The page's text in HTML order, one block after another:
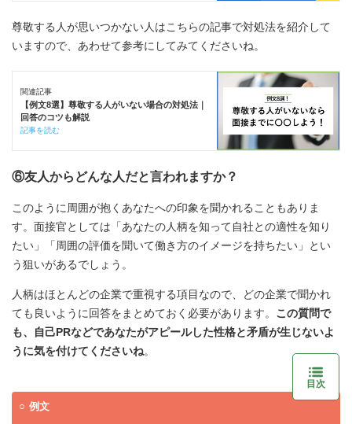
尊敬する人が思いつかない人はこちらの記事で対処法を紹介して
いますので、あわせて参考にしてみてくださいね。
関連記事
【例文8選】尊敬する人がいない場合の対処法｜
回答のコツも解説
記事を読む
⑥友人からどんな人だと言われますか？
このように周囲が抱くあなたへの印象を聞かれることもありま
す。面接官としては「あなたの人柄を知って自社との適性を知り
たい」「周囲の評価を聞いて働き方のイメージを持ちたい」とい
う狙いがあるでしょう。
人柄はほとんどの企業で重視する項目なので、どの企業で聞かれ
ても良いように回答をまとめておく必要があります。 この質問で
も、自己PRなどであなたがアピールした性格と矛盾が生じないよ
うに気を付けてくださいね。
例文
目次